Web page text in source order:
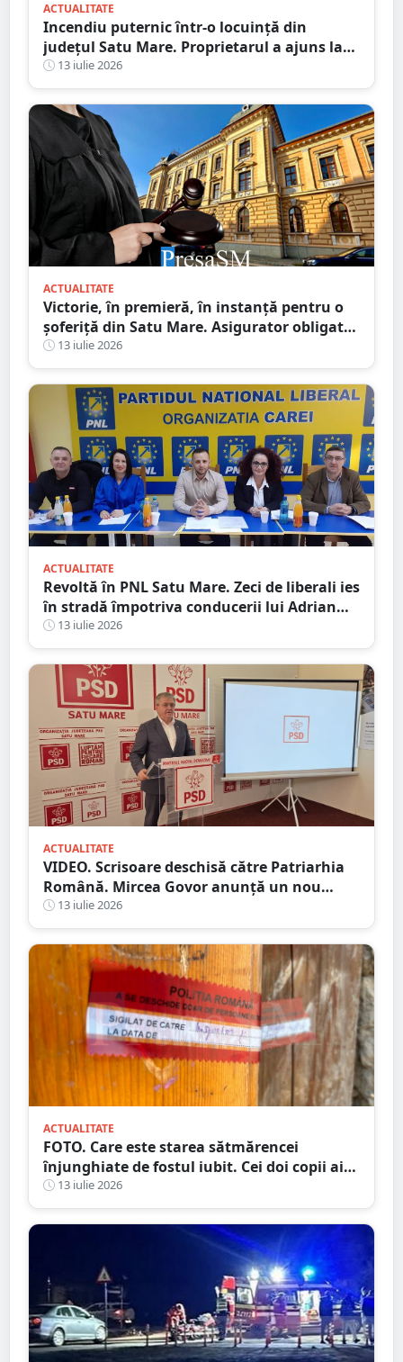
ACTUALITATE
Incendiu puternic într-o locuință din
județul Satu Mare. Proprietarul a ajuns la
spital după ce a inhalat fum
13 iulie 2026
ACTUALITATE
Victorie, în premieră, în instanță pentru o
șoferiță din Satu Mare. Asigurator obligat
să plătească integral daunele morale
13 iulie 2026
ACTUALITATE
Revoltă în PNL Satu Mare. Zeci de liberali ies
în stradă împotriva conducerii lui Adrian
Cozma, după schimbarea liderilor din Satu
Mare și Carei
13 iulie 2026
ACTUALITATE
VIDEO. Scrisoare deschisă către Patriarhia
Română. Mircea Govor anunță un nou
demers împotriva deputatului Adrian
Cozma
13 iulie 2026
ACTUALITATE
FOTO. Care este starea sătmărencei
înjunghiate de fostul iubit. Cei doi copii ai
femeii, luați în plasament
13 iulie 2026